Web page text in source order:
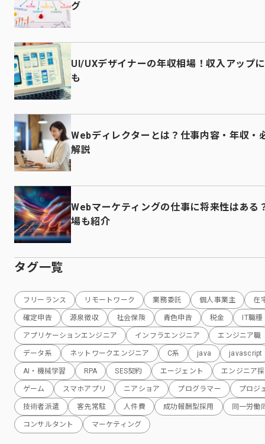
グ
UI/UXデザイナーの年収相場！収入アップ
も
Webディレクターとは？仕事内容・年収・
解説
Webマーケティングの仕事に将来性はある
場も紹介
タグ一覧
フリーランス リモートワーク 業務委託 個人事業主 在
確定申告 源泉徴収 社会保険 青色申告 税金 IT職種
アプリケーションエンジニア インフラエンジニア エンジニア職
データ系 ネットワークエンジニア C系 java javascript
AI・機械学習 RPA SES契約 エージェント エンジニア
ゲーム スマホアプリ ニアショア プログラマー プロジ
技術者派遣 客先常駐 人件費 成功報酬型採用 同一労働
コンサルタント マーケティング